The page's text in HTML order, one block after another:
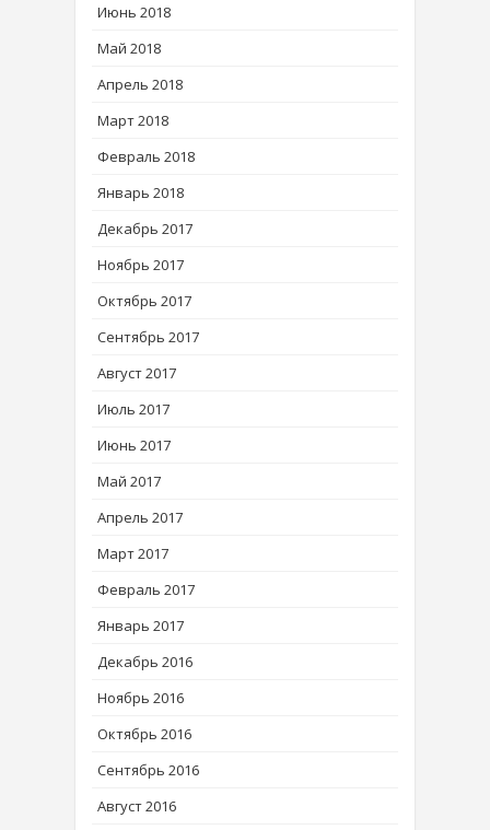
Июнь 2018
Май 2018
Апрель 2018
Март 2018
Февраль 2018
Январь 2018
Декабрь 2017
Ноябрь 2017
Октябрь 2017
Сентябрь 2017
Август 2017
Июль 2017
Июнь 2017
Май 2017
Апрель 2017
Март 2017
Февраль 2017
Январь 2017
Декабрь 2016
Ноябрь 2016
Октябрь 2016
Сентябрь 2016
Август 2016